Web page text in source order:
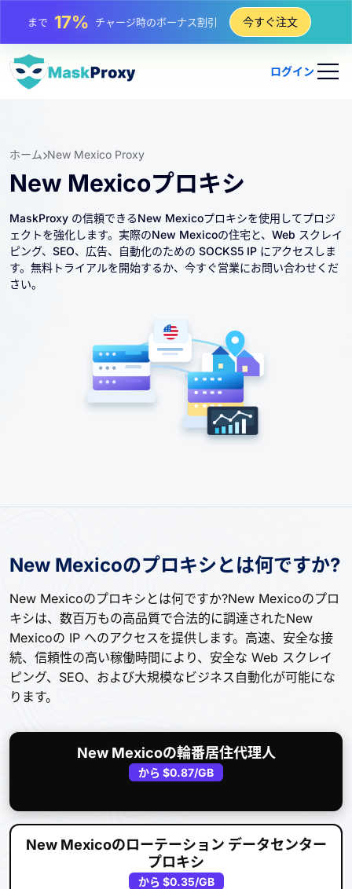
まで25%静的 IP 購入の割引
まで 81%
今すぐ注文
ログイン
ホーム New Mexico Proxy
New Mexicoプロキシ
MaskProxy の信頼できるNew Mexicoプロキシを使用してプロジ
ェクトを強化します。実際のNew Mexicoの住宅と、Web スクレイ
ピング、SEO、広告、自動化のための SOCKS5 IP にアクセスしま
す。無料トライアルを開始するか、今すぐ営業にお問い合わせくだ
さい。
New Mexicoのプロキシとは何ですか?
New Mexicoのプロキシとは何ですか?New Mexicoのプロ
キシは、数百万もの高品質で合法的に調達されたNew
Mexicoの IP へのアクセスを提供します。高速、安全な接
続、信頼性の高い稼働時間により、安全な Web スクレイ
ピング、SEO、および大規模なビジネス自動化が可能にな
ります。
New Mexicoの輪番居住代理人
から $0.87/GB
New Mexicoのローテーション データセンター
プロキシ
から $0.35/GB